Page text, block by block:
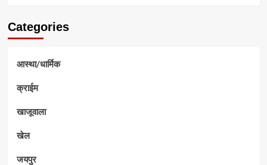
Categories
आस्था/धार्मिक
क्राईम
खाजूवाला
खेल
जयपुर